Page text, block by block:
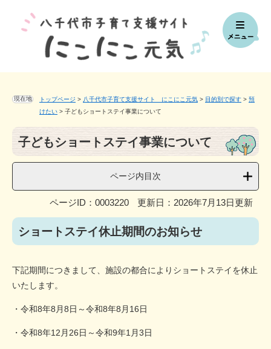
す。現在地 トップページ > 八千代市子育て支援サイト にこにこ元気 > 目的別で探す > 預
けたい > 子どもショートステイ事業について
文子どもショートステイ事業について
ページ内目次
ページID：0003220 更新日：2026年7月13日更新
ショートステイ休止期間のお知らせ
下記期間につきまして、施設の都合によりショートステイを休止
いたします。
・令和8年8月8日～令和8年8月16日
・令和8年12月26日～令和9年1月3日